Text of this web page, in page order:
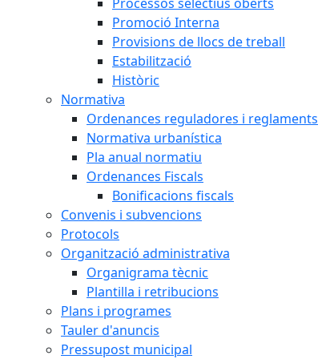
Promoció Interna
Provisions de llocs de treball
Estabilització
Històric
Normativa
Ordenances reguladores i reglaments
Normativa urbanística
Pla anual normatiu
Ordenances Fiscals
Bonificacions fiscals
Convenis i subvencions
Protocols
Organització administrativa
Organigrama tècnic
Plantilla i retribucions
Plans i programes
Tauler d'anuncis
Pressupost municipal